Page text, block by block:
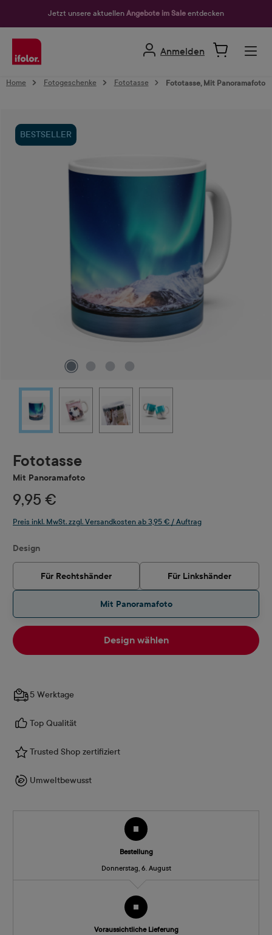
Jetzt unsere aktuellen Angebote im Sale entdecken
Anmelden
Home Fotogeschenke Fototasse Fototasse, Mit Panoramafoto
BESTSELLER
Fototasse
Mit Panoramafoto
9,95 €
Preis inkl. MwSt. zzgl. Versandkosten ab 3,95 € / Auftrag
Designauswählen
Für Rechtshänder Für Linkshänder
Mit Panoramafoto
Design wählen
5 Werktage
Top Qualität
Trusted Shop zertifiziert
Umweltbewusst
Bestellung
Donnerstag, 6. August
Voraussichtliche Lieferung